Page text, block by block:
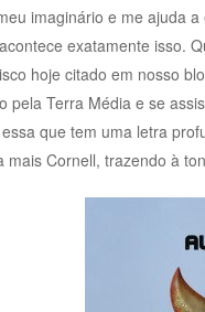
imaginário e me ajuda
exatamente isso.
hoje citado em nosso
pela Terra Média e se
que tem uma letra
mais Cornell, trazendo à